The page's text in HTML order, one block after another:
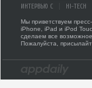
ИНТЕРВЬЮ С HI-TECH
Мы приветствуем
iPhone, iPad и iPod
сделаем все
Пожалуйста,